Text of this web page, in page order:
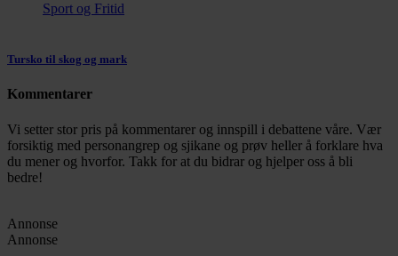
Sport og Fritid
Tursko til skog og mark
Kommentarer
Vi setter stor pris på kommentarer og innspill i debattene våre. Vær
forsiktig med personangrep og sjikane og prøv heller å forklare hva
du mener og hvorfor. Takk for at du bidrar og hjelper oss å bli
bedre!
Annonse
Annonse